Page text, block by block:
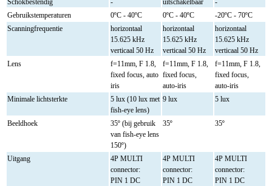
Schokbestendig
- uitschakelbaar
-
Gebruikstemperaturen
0ºC - 40ºC 0ºC - 40ºC
-20ºC - 70ºC
Scanningfrequentie
horizontaal
15.625 kHz
verticaal 50 Hz
horizontaal
15.625 kHz
verticaal 50 Hz
horizontaal
15.625 kHz
verticaal 50 Hz
Lens
f=11mm, F 1.8,
fixed focus, auto
iris
f=11mm, F 1.8,
fixed focus,
auto-iris
f=11mm, F 1.8,
fixed focus,
auto-iris
Minimale lichtsterkte
5 lux (10 lux met
fish-eye lens)
9 lux 5 lux
Beeldhoek
35º (bij gebruik
van fish-eye lens
150º)
35º 35º
Uitgang
4P MULTI
connector:
PIN 1 DC
4P MULTI
connector:
PIN 1 DC
4P MULTI
connector:
PIN 1 DC